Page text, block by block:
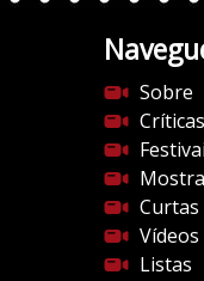
Sobre
Críticas
Curtas
Vídeos
Listas